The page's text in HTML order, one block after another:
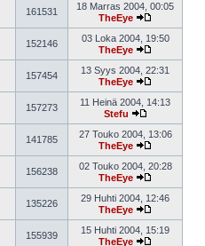
161531
18 Marras 2004, 00:05
TheEye
152146
03 Loka 2004, 19:50
TheEye
157454
13 Syys 2004, 22:31
TheEye
157273
11 Heinä 2004, 14:13
Stefu
141785
27 Touko 2004, 13:06
TheEye
156238
02 Touko 2004, 20:28
TheEye
135226
29 Huhti 2004, 12:46
TheEye
155939
15 Huhti 2004, 15:19
TheEye